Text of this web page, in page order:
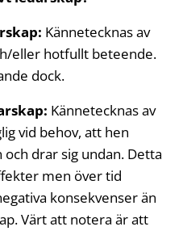
Kännetecknas av
eller hotfullt beteende.
dock.
Kännetecknas av
vid behov, att hen
drar sig undan. Detta
men över tid
konsekvenser än
Värt att notera är att